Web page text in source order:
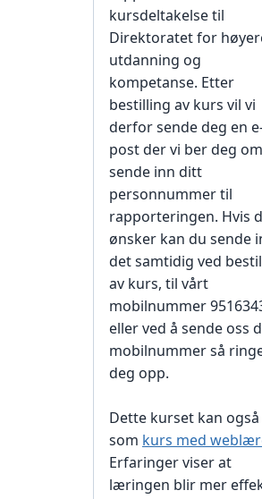
kursdeltakelse til
Direktoratet for
utdanning og
kompetanse. Etter
bestilling av kurs vil vi
derfor sende deg en
post der vi ber deg
sende inn ditt
personnummer til
rapporteringen. Hvis
ønsker kan du sende
det samtidig ved
av kurs, til vårt
mobilnummer
eller ved å sende oss
mobilnummer så
deg opp.
Dette kurset kan også
som kurs med
Erfaringer viser at
læringen blir mer